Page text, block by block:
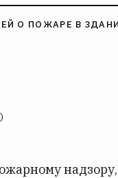
О ПОЖАРЕ В
надзору,